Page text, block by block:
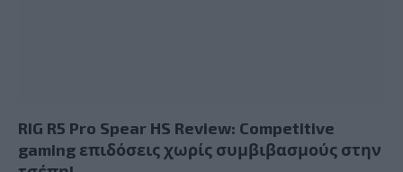
RIG R5 Pro Spear HS Review: Competitive
gaming επιδόσεις χωρίς συμβιβασμούς στην